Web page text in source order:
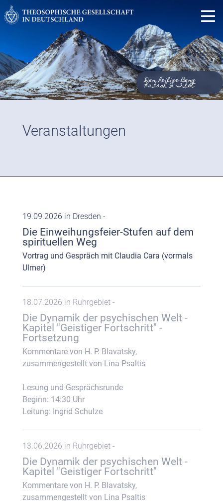
Der heilige Berg
Kailash in Tibet
Veranstaltungen
19.09.2026 in Dresden -
Die Einweihungsfeier-Stufen auf dem
spirituellen Weg
Vortrag und Gespräch mit Claudia Cara (vormals
Ulmer)
18.07.2026 in Ruhrgebiet -
Die Dynamik der psychischen Welt -
Kapitel "Geistiger Fortschritt" -
Fortsetzung
Kommentare von H. P. Blavatsky,
zusammengestellt von Lina Psaltis
Lesung und Gesprächsrunde
Beginn: 14:30 Uhr
Leitung: Ingrid Schulze
13.06.2026 in Ruhrgebiet -
Die Dynamik der psychischen Welt -
Kapitel "Geistiger Fortschritt"
Kommentare von H. P. Blavatsky,
zusammengestellt von Lina Psaltis